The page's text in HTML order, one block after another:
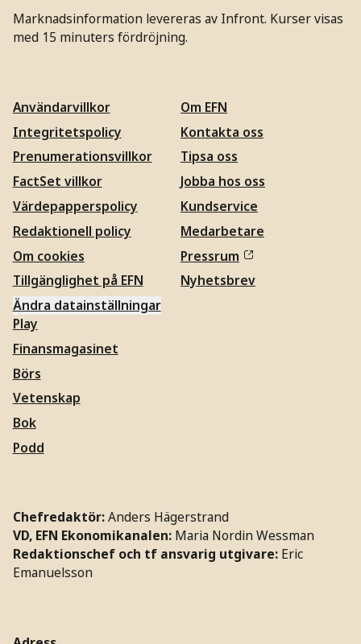
Marknadsinformation levereras av Infront. Kurser visas
med 15 minuters fördröjning.
Användarvillkor
Integritetspolicy
Prenumerationsvillkor
FactSet villkor
Värdepapperspolicy
Redaktionell policy
Om cookies
Tillgänglighet på EFN
Ändra datainställningar
Om EFN
Kontakta oss
Tipsa oss
Jobba hos oss
Kundservice
Medarbetare
Pressrum
Nyhetsbrev
Play
Finansmagasinet
Börs
Vetenskap
Bok
Podd
Chefredaktör:Anders Hägerstrand
VD, EFN Ekonomikanalen: Maria Nordin Wessman
Redaktionschef och tf ansvarig utgivare: Eric
Emanuelsson